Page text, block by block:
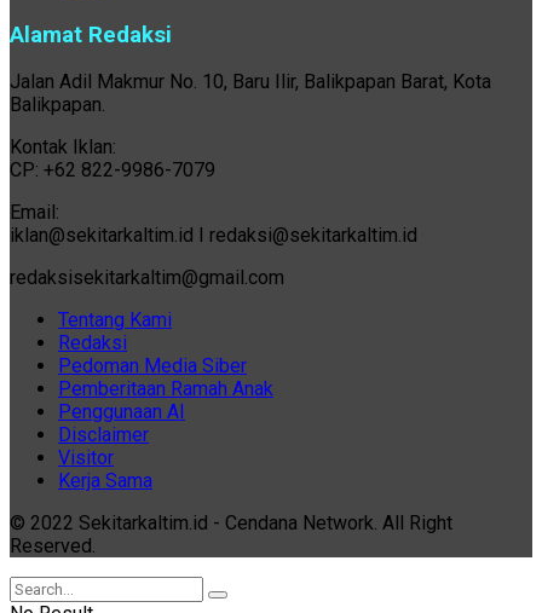
Alamat Redaksi
Jalan Adil Makmur No. 10, Baru Ilir, Balikpapan Barat, Kota
Balikpapan.
Kontak Iklan:
CP: +62 822-9986-7079
Email:
iklan@sekitarkaltim.id I redaksi@sekitarkaltim.id
redaksisekitarkaltim@gmail.com
Tentang Kami
Redaksi
Pedoman Media Siber
Pemberitaan Ramah Anak
Penggunaan AI
Disclaimer
Visitor
Kerja Sama
© 2022 Sekitarkaltim.id - Cendana Network. All Right
Reserved.